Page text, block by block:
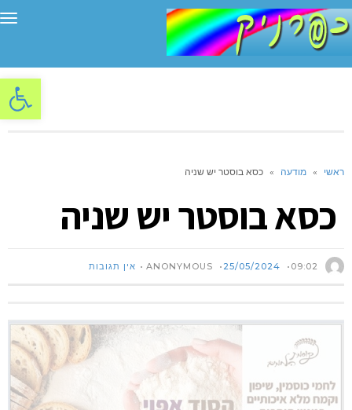
פתח
ראשי » מודעה » כסא בוסטר יש שניה
כסא בוסטר יש שניה
25/05/2024 09:02 אין תגובות